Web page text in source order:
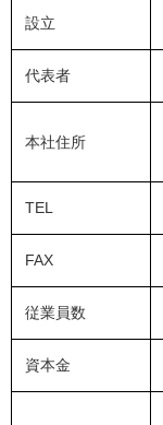
設立
代表者
本社住所
TEL
FAX
従業員数
資本金